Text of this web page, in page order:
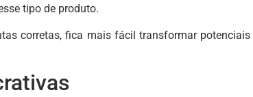
tipo de produto.
corretas, fica mais fácil transformar